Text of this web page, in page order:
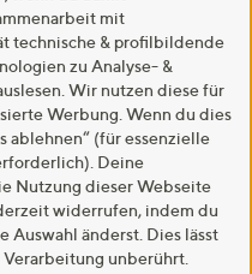
mit
technische & profilbildende
zu Analyse- &
Wir nutzen diese für
Werbung. Wenn du dies
ablehnen“ (für essenzielle
Deine
Nutzung dieser Webseite
widerrufen, indem du
Auswahl änderst. Dies lässt
unberührt.